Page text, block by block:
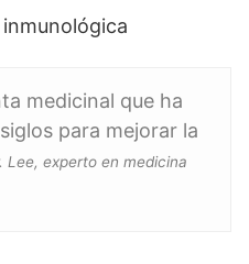
medicinal que ha
para mejorar la
Lee, experto en medicina